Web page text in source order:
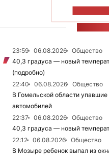
23:59 06.08.2026
Общество
40,3 градуса — новый
(подробно)
22:40
06.08.2026
Общество
В Гомельской области
автомобилей
22:37
06.08.2026
Общество
40,3 градуса — новый
22:12
06.08.2026
Общество
В Мозыре ребенок выпал из